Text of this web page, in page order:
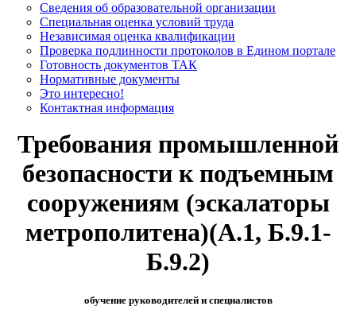
Сведения об образовательной организации
Cпециальная оценка условий труда
Независимая оценка квалификации
Проверка подлинности протоколов в Едином портале
Готовность документов ТАК
Нормативные документы
Это интересно!
Контактная информация
Требования промышленной
безопасности к подъемным
сооружениям (эскалаторы
метрополитена)(А.1, Б.9.1-
Б.9.2)
обучение руководителей и специалистов